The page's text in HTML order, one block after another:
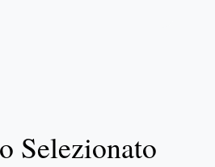
Selezionato